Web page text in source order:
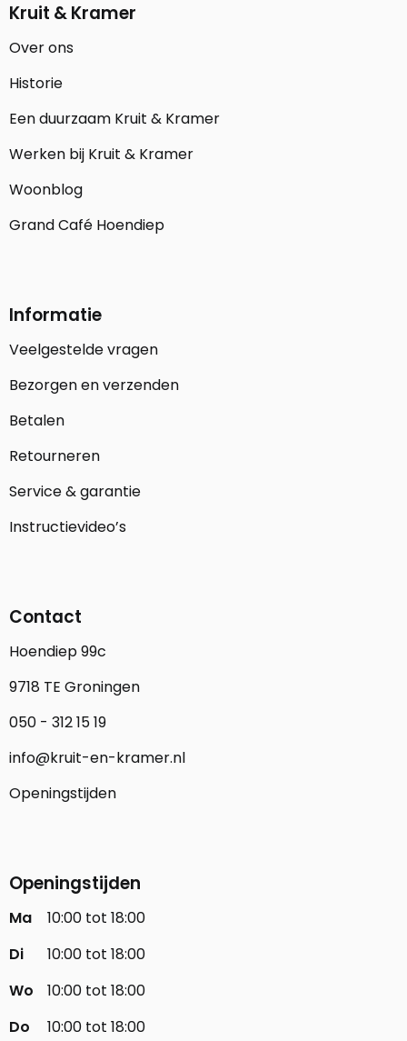
Kruit & Kramer
Over ons
Historie
Een duurzaam Kruit & Kramer
Werken bij Kruit & Kramer
Woonblog
Grand Café Hoendiep
Informatie
Veelgestelde vragen
Bezorgen en verzenden
Betalen
Retourneren
Service & garantie
Instructievideo’s
Contact
Hoendiep 99c
9718 TE Groningen
050 - 312 15 19
info@kruit-en-kramer.nl
Openingstijden
Openingstijden
Ma
10:00 tot 18:00
Di
10:00 tot 18:00
Wo
10:00 tot 18:00
Do
10:00 tot 18:00